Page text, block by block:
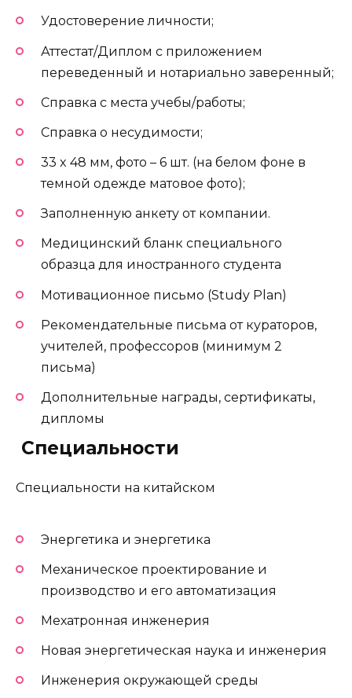
Удостоверение личности;
Аттестат/Диплом с приложением
переведенный и нотариально заверенный;
Справка с места учебы/работы;
Справка о несудимости;
33 x 48 мм, фото – 6 шт. (на белом фоне в
темной одежде матовое фото);
Заполненную анкету от компании.
Медицинский бланк специального
образца для иностранного студента
Мотивационное письмо (Study Plan)
Рекомендательные письма от кураторов,
учителей, профессоров (минимум 2
письма)
Дополнительные награды, сертификаты,
дипломы
️ Специальности
Специальности на китайском
Энергетика и энергетика
Механическое проектирование и
производство и его автоматизация
Мехатронная инженерия
Новая энергетическая наука и инженерия
Инженерия окружающей среды